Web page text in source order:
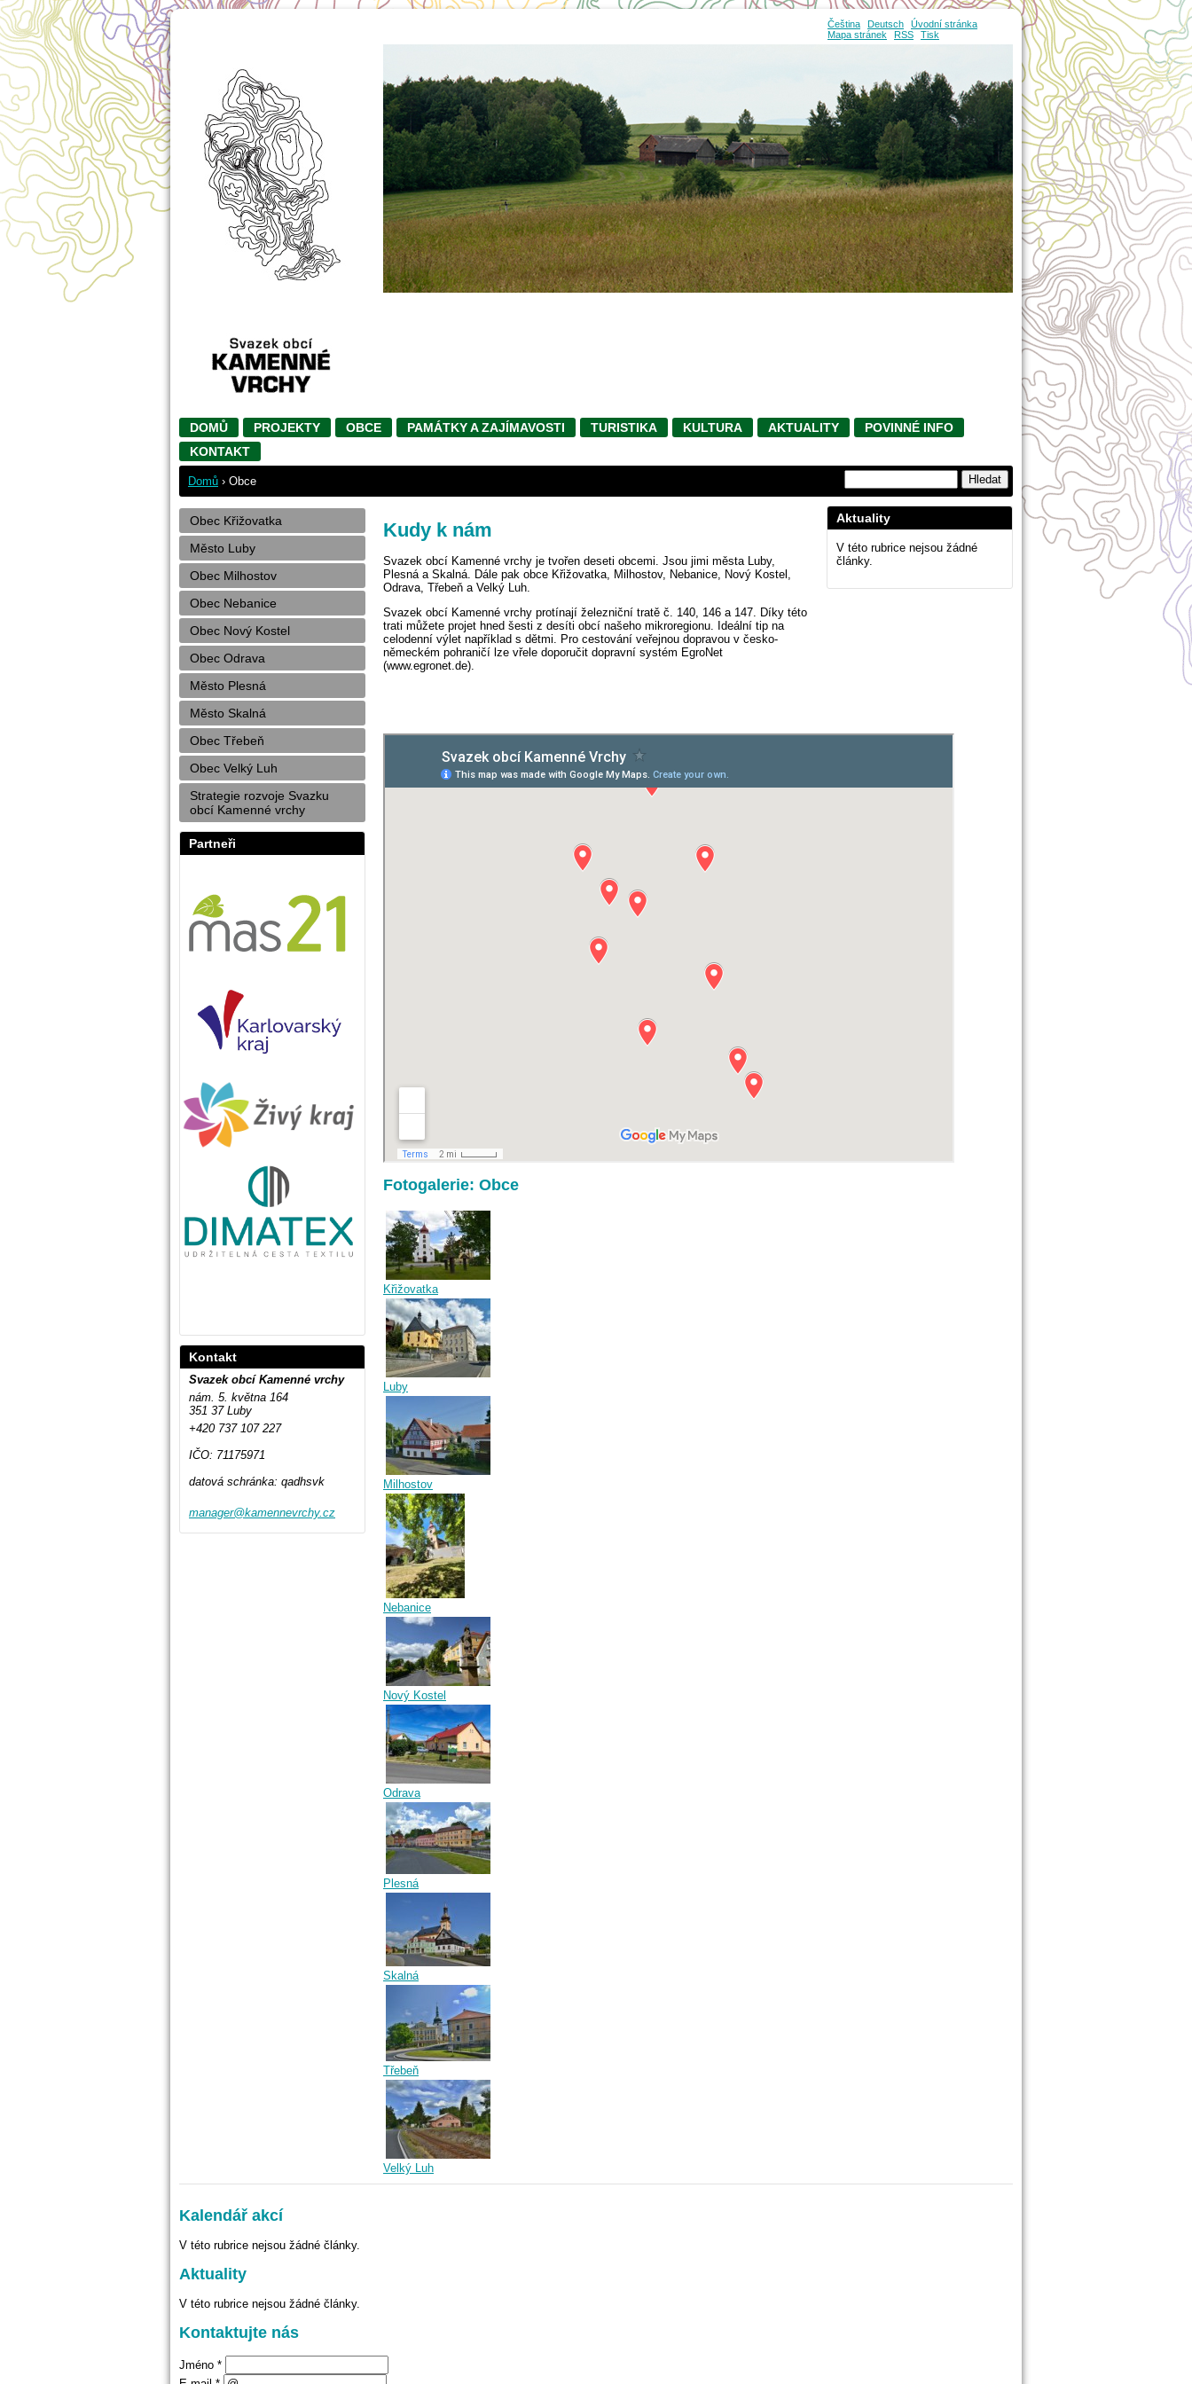
DOMŮ PROJEKTY OBCE PAMÁTKY A ZAJÍMAVOSTI TURISTIKA KULTURA AKTUALITY
POVINNÉ INFO
KONTAKT
Domů › Obce
Kudy k nám
Svazek obcí Kamenné vrchy je tvořen deseti obcemi. Jsou jimi města Luby,
Plesná a Skalná. Dále pak obce Křižovatka, Milhostov, Nebanice, Nový Kostel,
Odrava, Třebeň a Velký Luh.
Svazek obcí Kamenné vrchy protínají železniční tratě č. 140, 146 a 147. Díky této
trati můžete projet hned šesti z desíti obcí našeho mikroregionu. Ideální tip na
celodenní výlet například s dětmi. Pro cestování veřejnou dopravou v česko-
německém pohraničí lze vřele doporučit dopravní systém EgroNet
(www.egronet.de).
Fotogalerie: Obce
Křižovatka
Luby
Milhostov
Nebanice
Nový Kostel
Odrava
Plesná
Skalná
Třebeň
Velký Luh
Obec Křižovatka
Město Luby
Obec Milhostov
Obec Nebanice
Obec Nový Kostel
Obec Odrava
Město Plesná
Město Skalná
Obec Třebeň
Obec Velký Luh
Strategie rozvoje Svazku
obcí Kamenné vrchy
Partneři
Kontakt
Svazek obcí Kamenné vrchy
nám. 5. května 164
351 37 Luby
+420 737 107 227
IČO: 71175971
datová schránka: qadhsvk
manager@kamennevrchy.cz
Aktuality
V této rubrice nejsou žádné
články.
Čeština Deutsch
Úvodní stránka
Mapa stránek
RSS Tisk
Kalendář akcí
V této rubrice nejsou žádné články.
Aktuality
V této rubrice nejsou žádné články.
Kontaktujte nás
Jméno *